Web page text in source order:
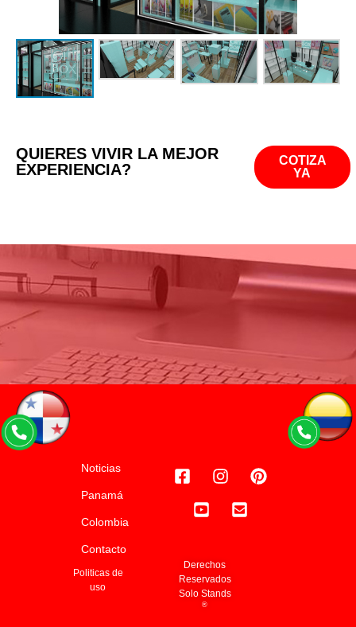
QUIERES VIVIR LA MEJOR
EXPERIENCIA?
COTIZA
YA
Noticias
Panamá
Colombia
Contacto
Politicas de
uso
Derechos
Reservados
Solo Stands
®